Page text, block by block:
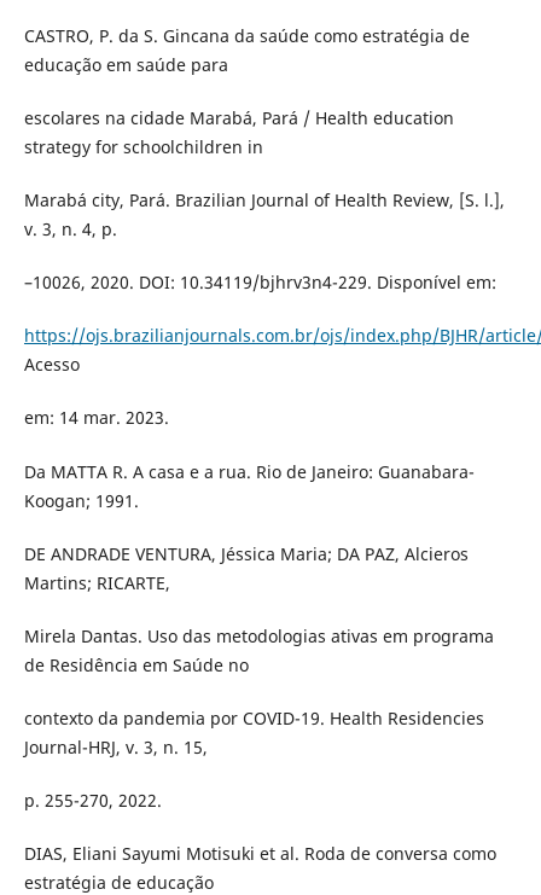
CASTRO, P. da S. Gincana da saúde como estratégia de
educação em saúde para
escolares na cidade Marabá, Pará / Health education
strategy for schoolchildren in
Marabá city, Pará. Brazilian Journal of Health Review, [S. l.],
v. 3, n. 4, p.
–10026, 2020. DOI: 10.34119/bjhrv3n4-229. Disponível em:
https://ojs.brazilianjournals.com.br/ojs/index.php/BJHR/
Acesso
em: 14 mar. 2023.
Da MATTA R. A casa e a rua. Rio de Janeiro: Guanabara-
Koogan; 1991.
DE ANDRADE VENTURA, Jéssica Maria; DA PAZ, Alcieros
Martins; RICARTE,
Mirela Dantas. Uso das metodologias ativas em programa
de Residência em Saúde no
contexto da pandemia por COVID-19. Health Residencies
Journal-HRJ, v. 3, n. 15,
p. 255-270, 2022.
DIAS, Eliani Sayumi Motisuki et al. Roda de conversa como
estratégia de educação